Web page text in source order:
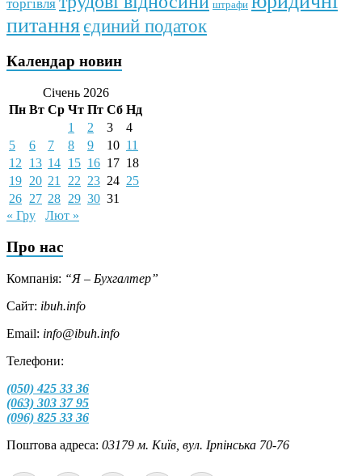
торгівля штрафи
питанняєдиний податок
Календар новин
Січень 2026
Пн Вт Ср Чт Пт Сб Нд
1
2 3
4
5
6 7 8 9 10 11
12
13 14 15 16 17 18
19 20 21 22 23 24 25
26 27 28 29 30 31
« Гру
Лют »
Про нас
Компанія: “Я – Бухгалтер”
Сайт: ibuh.info
Email: info@ibuh.info
Телефони:
(050) 425 33 36
(063) 303 37 95
(096) 825 33 36
Поштова адреса: 03179 м. Київ, вул. Ірпінська 70-76